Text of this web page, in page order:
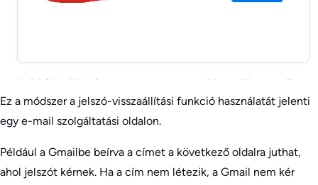
Ez a módszer a jelszó-visszaállítási funkció használatát jelenti
egy e-mail szolgáltatási oldalon.
Például a Gmailbe beírva a címet a következő oldalra juthat,
ahol jelszót kérnek. Ha a cím nem létezik, a Gmail nem kér